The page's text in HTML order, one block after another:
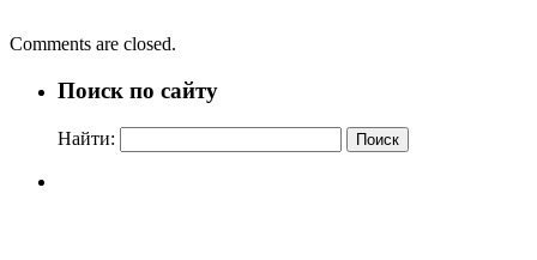
Comments are closed.
Поиск по сайту
Найти: